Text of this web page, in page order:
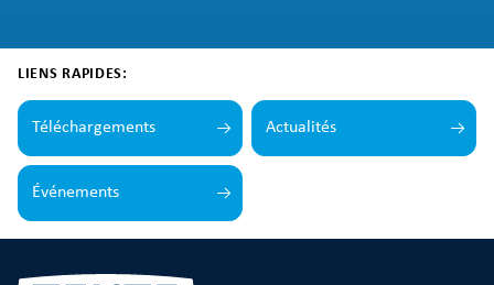
LIENS RAPIDES:
Téléchargements Actualités
Événements